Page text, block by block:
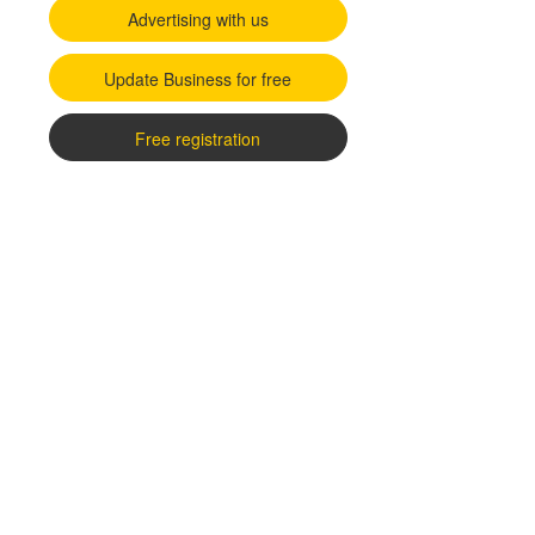
Advertising with us
Update Business for free
Free registration